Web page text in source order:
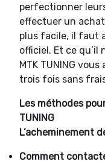
perfectionner
effectuer un achat
plus facile, il faut
officiel. Et ce qu’il
MTK TUNING
trois fois sans
Les méthodes
TUNING
L’acheminement
Comment